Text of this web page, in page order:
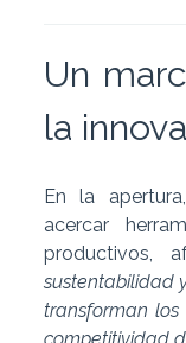
Un
la
En la
acercar
productivos,
sustentabilidad
transforman